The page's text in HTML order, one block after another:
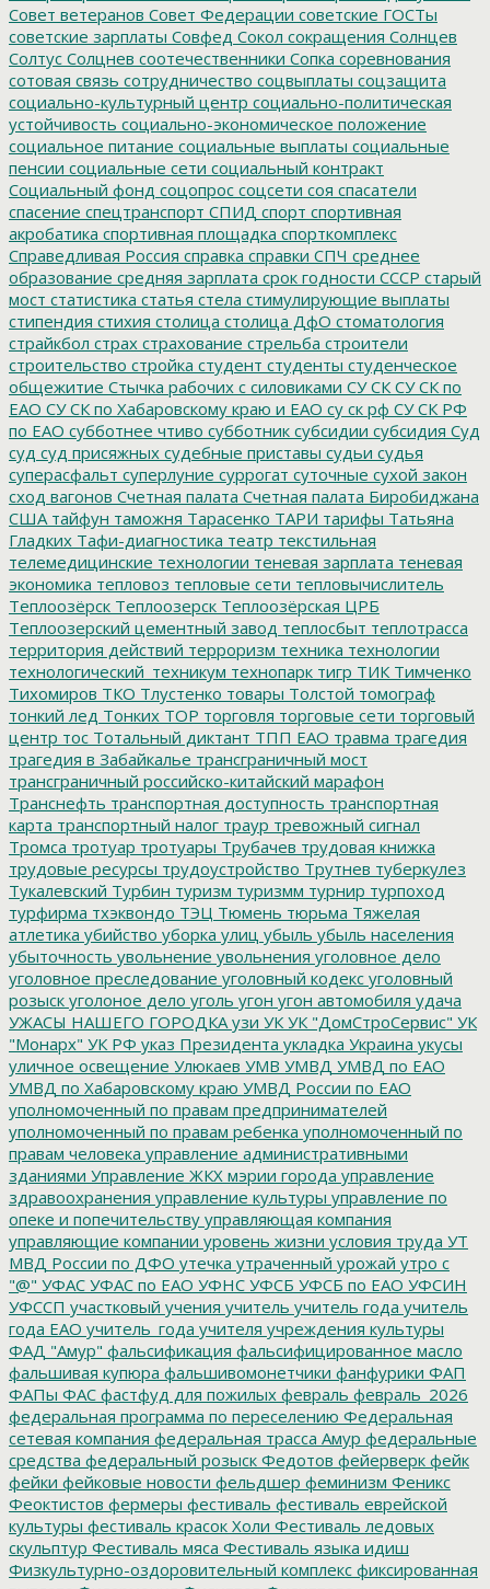
Совет ветеранов Совет Федерации советские ГОСТы
советские зарплаты Совфед Сокол сокращения Солнцев
Солтус Солцнев соотечественники Сопка соревнования
сотовая связь сотрудничество соцвыплаты соцзащита
социально-культурный центр социально-политическая
устойчивость социально-экономическое положение
социальное питание социальные выплаты социальные
пенсии социальные сети социальный контракт
Социальный фонд соцопрос соцсети соя спасатели
спасение спецтранспорт СПИД спорт спортивная
акробатика спортивная площадка спорткомплекс
Справедливая Россия справка справки СПЧ среднее
образование средняя зарплата срок годности СССР старый
мост статистика статья стела стимулирующие выплаты
стипендия стихия столица столица ДфО стоматология
страйкбол страх страхование стрельба строители
строительство стройка студент студенты студенческое
общежитие Стычка рабочих с силовиками СУ СКСУ СК по
ЕАО СУ СК по Хабаровскому краю и ЕАО су ск рф СУ СК РФ
по ЕАО субботнее чтиво субботник субсидии субсидия Суд
суд суд присяжных судебные приставы судьи судья
суперасфальт суперлуние суррогат суточные сухой закон
сход вагонов Счетная палата Счетная палата Биробиджана
СШАтайфун таможня Тарасенко ТАРИ тарифы Татьяна
Гладких Тафи-диагностика театр текстильная
телемедицинские технологии теневая зарплата теневая
экономика тепловоз тепловые сети тепловычислитель
Теплоозёрск Теплоозерск Теплоозёрская ЦРБ
Теплоозерский цементный завод теплосбыт теплотрасса
территория действий терроризм техника технологии
технологический_техникум технопарк тигр ТИКТимченко
Тихомиров ТКО Тлустенко товары Толстой томограф
тонкий лед Тонких ТОР торговля торговые сети торговый
центр тос Тотальный диктант ТПП ЕАО травма трагедия
трагедия в Забайкалье трансграничный мост
трансграничный российско-китайский марафон
Транснефть транспортная доступность транспортная
карта транспортный налог траур тревожный сигнал
Тромса тротуар тротуары Трубачев трудовая книжка
трудовые ресурсы трудоустройство Трутнев туберкулез
Тукалевский Турбин туризм туризмм турнир турпоход
турфирма тхэквондо ТЭЦ Тюмень тюрьма Тяжелая
атлетика убийство уборка улиц убыль убыль населения
убыточность увольнение увольнения уголовное дело
уголовное преследование уголовный кодекс уголовный
розыск уголоное дело уголь угон угон автомобиля удача
УЖАСЫ НАШЕГО ГОРОДКАузи УКУК "ДомСтроСервис" УК
"Монарх" УК РФ указ Президента укладка Украина укусы
уличное освещение Улюкаев УМВ УМВД УМВД по ЕАО
УМВД по Хабаровскому краю УМВД России по ЕАО
уполномоченный по правам предпринимателей
уполномоченный по правам ребенка уполномоченный по
правам человека управление административными
зданиями Управление ЖКХ мэрии города управление
здравоохранения управление культуры управление по
опеке и попечительству управляющая компания
управляющие компании уровень жизни условия труда УТ
МВД России по ДФО утечка утраченный урожай утро с
"@" УФАС УФАС по ЕАО УФНС УФСБ УФСБ по ЕАО УФСИН
УФССП участковый учения учитель учитель года учитель
года ЕАО учитель_года учителя учреждения культуры
ФАД "Амур" фальсификация фальсифицированное масло
фальшивая купюра фальшивомонетчики фанфурики ФАП
ФАПы ФАС фастфуд для пожилых февраль февраль_2026
федеральная программа по переселению Федеральная
сетевая компания федеральная трасса Амур федеральные
средства федеральный розыск Федотов фейерверк фейк
фейки фейковые новости фельдшер феминизм Феникс
Феоктистов фермеры фестиваль фестиваль еврейской
культуры фестиваль красок Холи Фестиваль ледовых
скульптур Фестиваль мяса Фестиваль языка идиш
Физкультурно-оздоровительный комплекс фиксированная